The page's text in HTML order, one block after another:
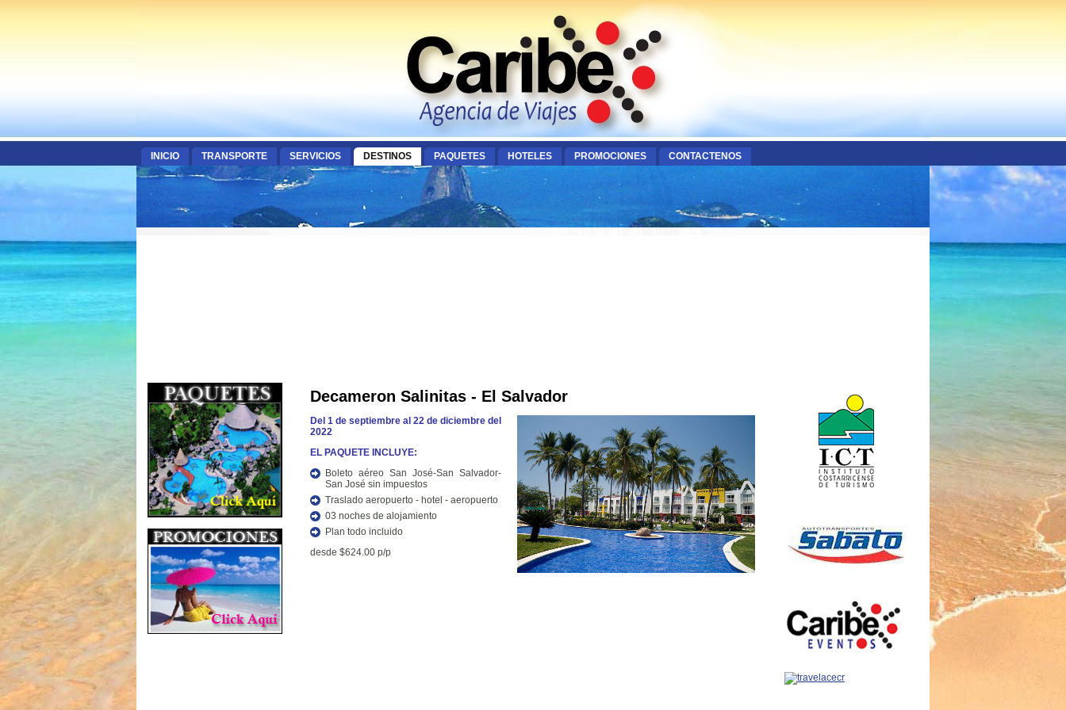
INICIO TRANSPORTE SERVICIOS DESTINOS PAQUETES HOTELES PROMOCIONES CONTACTENOS
Decameron Salinitas - El Salvador
Del 1 de septiembre al 22 de diciembre del
2022
EL PAQUETE INCLUYE:
Boleto aéreo San José-San Salvador-
San José sin impuestos
Traslado aeropuerto - hotel - aeropuerto
03 noches de alojamiento
Plan todo incluido
desde $624.00 p/p